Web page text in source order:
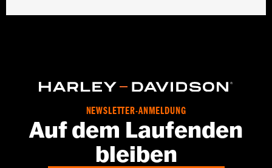
NEWSLETTER-ANMELDUNG
Auf dem Laufenden
bleiben